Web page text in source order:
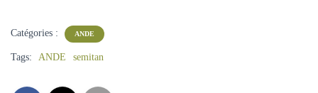
Catégories : ANDE
Tags: ANDE semitan